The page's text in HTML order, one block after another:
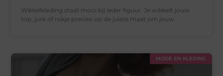
Wikkelkleding staat mooi bij ieder figuur. Je wikkelt jouw
top, jurk of rokje precies op de juiste maat om jouw
MODE EN KLEDING